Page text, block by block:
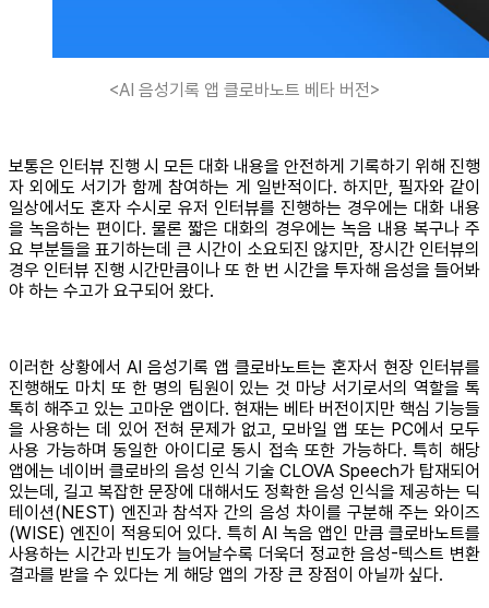
<AI 음성기록 앱 클로바노트 베타 버전>
보통은 인터뷰 진행 시 모든 대화 내용을 안전하게 기록하기 위해 진행
자 외에도 서기가 함께 참여하는 게 일반적이다. 하지만, 필자와 같이
일상에서도 혼자 수시로 유저 인터뷰를 진행하는 경우에는 대화 내용
을 녹음하는 편이다. 물론 짧은 대화의 경우에는 녹음 내용 복구나 주
요 부분들을 표기하는데 큰 시간이 소요되진 않지만, 장시간 인터뷰의
경우 인터뷰 진행 시간만큼이나 또 한 번 시간을 투자해 음성을 들어봐
야 하는 수고가 요구되어 왔다.
이러한 상황에서 AI 음성기록 앱 클로바노트는 혼자서 현장 인터뷰를
진행해도 마치 또 한 명의 팀원이 있는 것 마냥 서기로서의 역할을 톡
톡히 해주고 있는 고마운 앱이다. 현재는 베타 버전이지만 핵심 기능들
을 사용하는 데 있어 전혀 문제가 없고, 모바일 앱 또는 PC에서 모두
사용 가능하며 동일한 아이디로 동시 접속 또한 가능하다. 특히 해당
앱에는 네이버 클로바의 음성 인식 기술 CLOVA Speech가 탑재되어
있는데, 길고 복잡한 문장에 대해서도 정확한 음성 인식을 제공하는 딕
테이션(NEST) 엔진과 참석자 간의 음성 차이를 구분해 주는 와이즈
(WISE) 엔진이 적용되어 있다. 특히 AI 녹음 앱인 만큼 클로바노트를
사용하는 시간과 빈도가 늘어날수록 더욱더 정교한 음성-텍스트 변환
결과를 받을 수 있다는 게 해당 앱의 가장 큰 장점이 아닐까 싶다.